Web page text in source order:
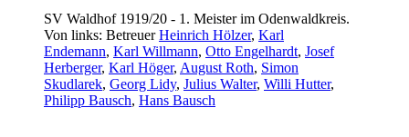
SV Waldhof 1919/20 - 1. Meister im Odenwaldkreis.
Von links: BetreuerHeinrich Hölzer, Karl
Endemann, Karl Willmann, Otto Engelhardt, Josef
Herberger, Karl Höger, August Roth, Simon
Skudlarek, Georg Lidy, Julius Walter, Willi Hutter,
Philipp Bausch, Hans Bausch